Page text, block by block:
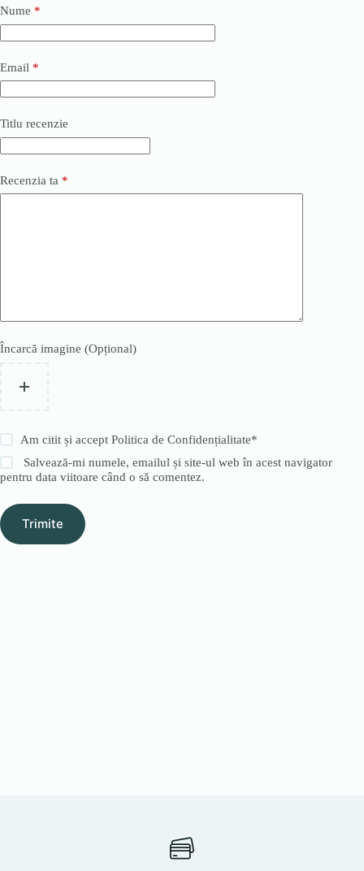
Nume *
Email *
Titlu recenzie
Recenzia ta *
Încarcă imagine (Opțional)
Am citit și acceptPolitica de Confidențialitate*
Salvează-mi numele, emailul și site-ul web în acest navigator
pentru data viitoare când o să comentez.
Trimite